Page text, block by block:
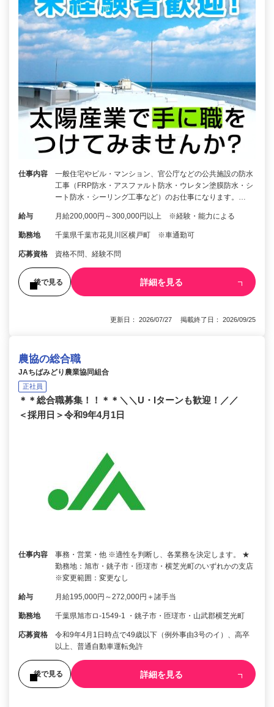
仕事内容
一般住宅やビル・マンション、官公庁などの公共施設の防水
工事（FRP防水・アスファルト防水・ウレタン塗膜防水・シ
ート防水・シーリング工事など）のお仕事になります。…
給与 月給200,000円～300,000円以上 ※経験・能力による
勤務地 千葉県千葉市花見川区横戸町 ※車通勤可
応募資格 資格不問、経験不問
後で見る 詳細を見る
更新日： 2026/07/27 掲載終了日： 2026/09/25
農協の総合職
JAちばみどり農業協同組合
正社員
＊＊総合職募集！！＊＊＼＼U・Iターンも歓迎！／／
＜採用日＞令和9年4月1日
仕事内容
事務・営業・他 ※適性を判断し、各業務を決定します。 ★
勤務地：旭市・銚子市・匝瑳市・横芝光町のいずれかの支店
※変更範囲：変更なし
給与 月給195,000円～272,000円＋諸手当
勤務地 千葉県旭市ロ-1549-1 ・銚子市・匝瑳市・山武郡横芝光町
応募資格
令和9年4月1日時点で49歳以下（例外事由3号のイ）、高卒
以上、普通自動車運転免許
後で見る 詳細を見る